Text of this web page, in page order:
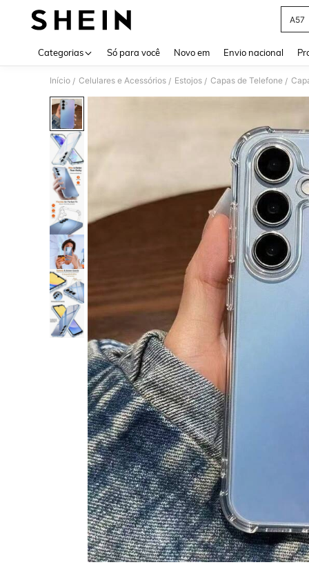
A57
Categorias Só para você Novo em Envio nacional
Início / Celulares e Acessórios / Estojos / Capas de Telefone /